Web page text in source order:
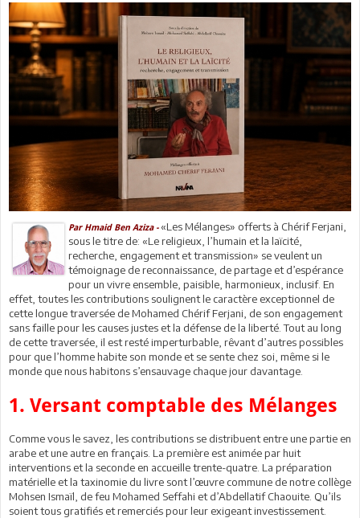
Par Hmaid Ben Aziza - «Les Mélanges» offerts à Chérif Ferjani,
sous le titre de: «Le religieux, l’humain et la laïcité,
recherche, engagement et transmission» se veulent un
témoignage de reconnaissance, de partage et d’espérance
pour un vivre ensemble, paisible, harmonieux, inclusif. En
effet, toutes les contributions soulignent le caractère exceptionnel de
cette longue traversée de Mohamed Chérif Ferjani, de son engagement
sans faille pour les causes justes et la défense de la liberté. Tout au long
de cette traversée, il est resté imperturbable, rêvant d’autres possibles
pour que l’homme habite son monde et se sente chez soi, même si le
monde que nous habitons s’ensauvage chaque jour davantage.
1. Versant comptable des Mélanges
Comme vous le savez, les contributions se distribuent entre une partie en
arabe et une autre en français. La première est animée par huit
interventions et la seconde en accueille trente-quatre. La préparation
matérielle et la taxinomie du livre sont l’œuvre commune de notre collège
Mohsen Ismaïl, de feu Mohamed Seffahi et d’Abdellatif Chaouite. Qu’ils
soient tous gratifiés et remerciés pour leur exigeant investissement.